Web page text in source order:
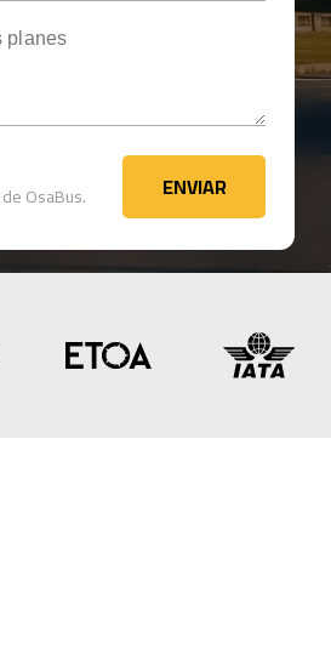
de OsaBus. ENVIAR
ENVIAR